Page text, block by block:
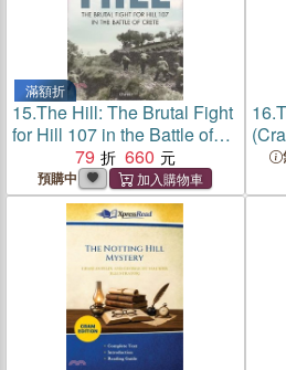
滿額折
15.The Hill: The Brutal Fight
for Hill 107 in the Battle of
79 660
預購中
16.